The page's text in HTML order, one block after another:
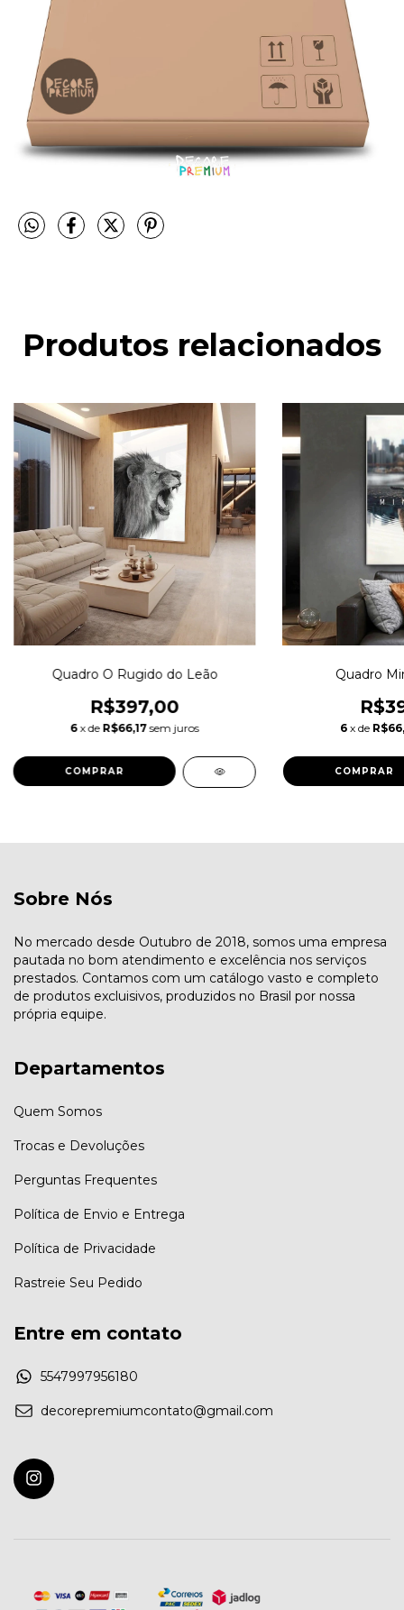
Produtos relacionados
Quadro O Rugido do Leão
R$397,00
6 x de R$66,17 sem juros
COMPRAR
Quadro
6 x de
COMPRAR
Sobre Nós
No mercado desde Outubro de 2018, somos uma empresa
pautada no bom atendimento e excelência nos serviços
prestados. Contamos com um catálogo vasto e completo
de produtos excluisivos, produzidos no Brasil por nossa
própria equipe.
Departamentos
Quem Somos
Trocas e Devoluções
Perguntas Frequentes
Política de Envio e Entrega
Política de Privacidade
Rastreie Seu Pedido
Entre em contato
5547997956180
decorepremiumcontato@gmail.com